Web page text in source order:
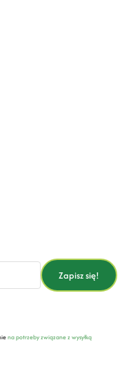
Zapisz się!
na potrzeby związane z wysyłką